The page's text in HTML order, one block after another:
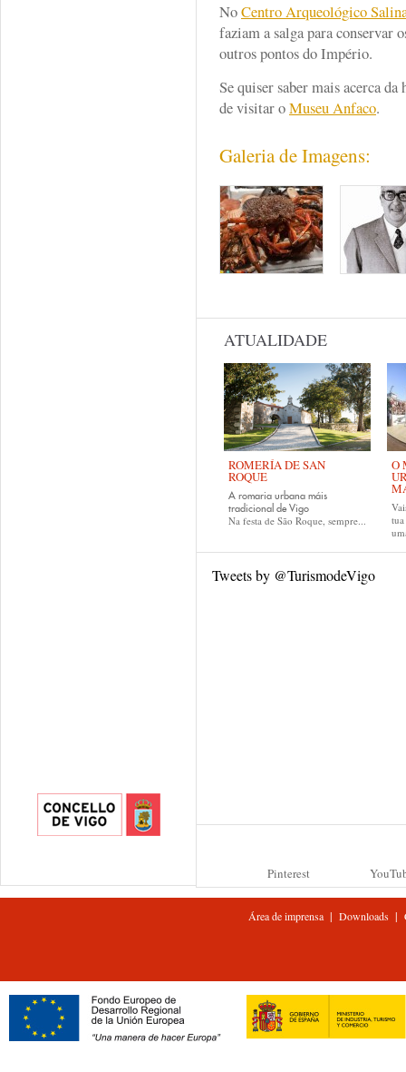
NoCentro Arqueológico
faziam a salga para conservar
outros pontos do Império.
Se quiser saber mais acerca
de visitar oMuseu Anfaco.
Galeria de Imagens:
ATUALIDADE
ROMERÍA DE SAN
ROQUE
A romaria urbana máis
tradicional de Vigo
Na festa de São Roque, sempre...
O
Tweets by @TurismodeVigo
Pinterest
Área de imprensa| Downloads|